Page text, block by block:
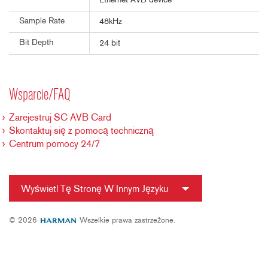
Sample Rate 48kHz
Bit Depth 24 bit
Wsparcie/FAQ
Zarejestruj SC AVB Card
Skontaktuj się z pomocą techniczną
Centrum pomocy 24/7
Wyświetl Tę Stronę W Innym Języku
© 2026 Wszelkie prawa zastrzeżone.